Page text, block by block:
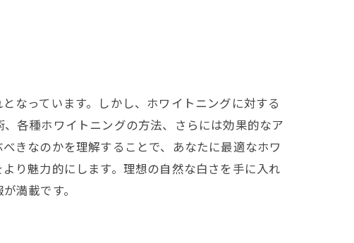
ぎしり・食いしばり
びき
み合わせ
なっています。しかし、ホワイトニングに対する
各種ホワイトニングの方法、さらには効果的なア
きなのかを理解することで、あなたに最適なホワ
り魅力的にします。理想の自然な白さを手に入れ
満載です。